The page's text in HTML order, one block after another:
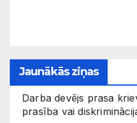
Jaunākās ziņas
Darba devējs prasa
prasība vai